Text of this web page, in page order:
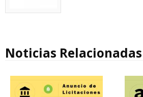
Noticias Relacionadas